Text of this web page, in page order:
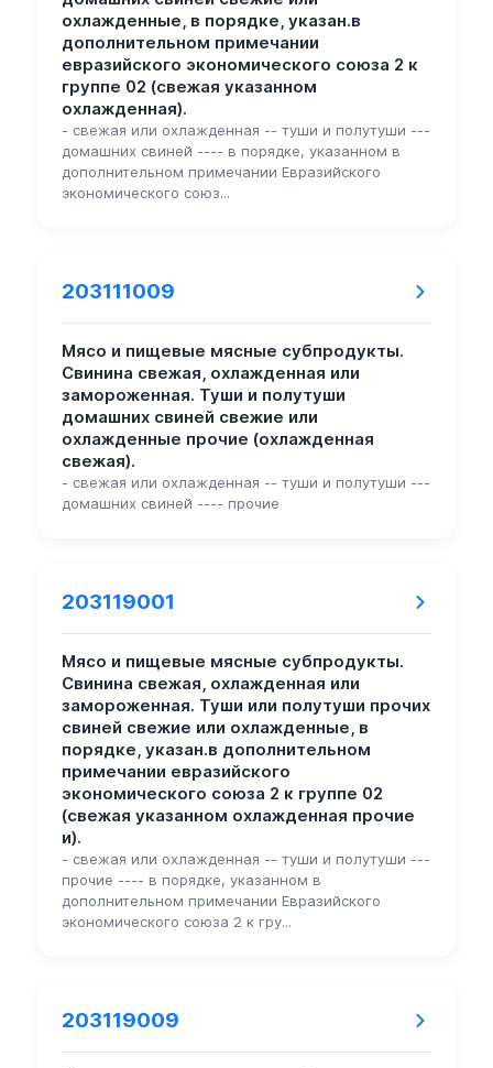
охлажденные, в порядке, указан.в
дополнительном примечании
евразийского экономического союза 2 к
группе 02 (свежая указанном
охлажденная).
- свежая или охлажденная -- туши и полутуши ---
домашних свиней ---- в порядке, указанном в
дополнительном примечании Евразийского
экономического союз...
203111009
Мясо и пищевые мясные субпродукты.
Свинина свежая, охлажденная или
замороженная. Туши и полутуши
домашних свиней свежие или
охлажденные прочие (охлажденная
свежая).
- свежая или охлажденная -- туши и полутуши ---
домашних свиней ---- прочие
203119001
Мясо и пищевые мясные субпродукты.
Свинина свежая, охлажденная или
замороженная. Туши или полутуши прочих
свиней свежие или охлажденные, в
порядке, указан.в дополнительном
примечании евразийского
экономического союза 2 к группе 02
(свежая указанном охлажденная прочие
и).
- свежая или охлажденная -- туши и полутуши ---
прочие ---- в порядке, указанном в
дополнительном примечании Евразийского
экономического союза 2 к гру...
203119009